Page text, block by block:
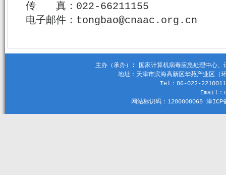
传 真：022-66211155
电子邮件：tongbao@cnaac.org.cn
主办（承办）: 国家计算机病毒应急处理中心
地址：天津市滨海高新区华苑产业区
Tel：86-022-
Email
网站标识码：1200000068 津